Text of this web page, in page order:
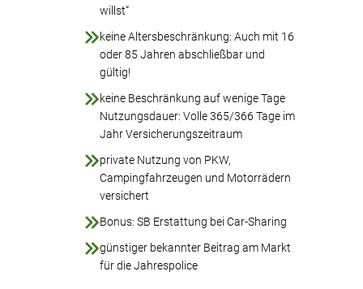
willst“
keine Altersbeschränkung: Auch mit 16
oder 85 Jahren abschließbar und
gültig!
keine Beschränkung auf wenige Tage
Nutzungsdauer: Volle 365/366 Tage im
Jahr Versicherungszeitraum
private Nutzung von PKW,
Campingfahrzeugen und Motorrädern
versichert
Bonus: SB Erstattung bei Car-Sharing
günstiger bekannter Beitrag am Markt
für die Jahrespolice